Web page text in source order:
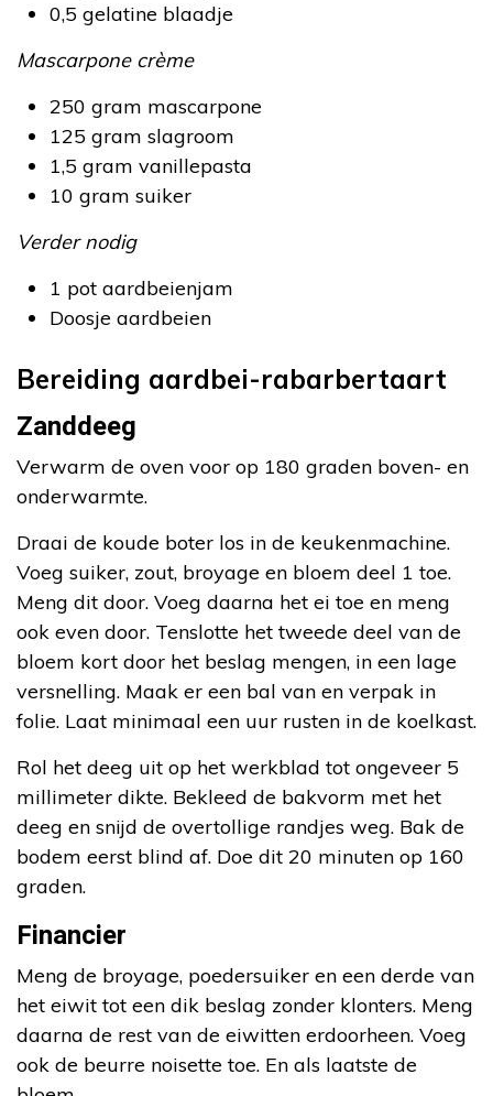
0,5 gelatine blaadje
Mascarpone crème
250 gram mascarpone
125 gram slagroom
1,5 gram vanillepasta
10 gram suiker
Verder nodig
1 pot aardbeienjam
Doosje aardbeien
Bereiding aardbei-rabarbertaart
Zanddeeg
Verwarm de oven voor op 180 graden boven- en
onderwarmte.
Draai de koude boter los in de keukenmachine.
Voeg suiker, zout, broyage en bloem deel 1 toe.
Meng dit door. Voeg daarna het ei toe en meng
ook even door. Tenslotte het tweede deel van de
bloem kort door het beslag mengen, in een lage
versnelling. Maak er een bal van en verpak in
folie. Laat minimaal een uur rusten in de koelkast.
Rol het deeg uit op het werkblad tot ongeveer 5
millimeter dikte. Bekleed de bakvorm met het
deeg en snijd de overtollige randjes weg. Bak de
bodem eerst blind af. Doe dit 20 minuten op 160
graden.
Financier
Meng de broyage, poedersuiker en een derde van
het eiwit tot een dik beslag zonder klonters. Meng
daarna de rest van de eiwitten erdoorheen. Voeg
ook de beurre noisette toe. En als laatste de